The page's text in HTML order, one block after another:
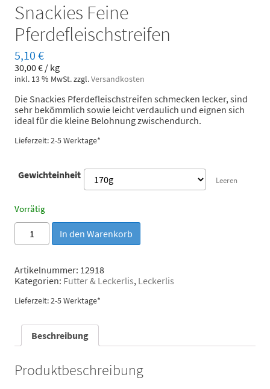
Snackies Feine
Pferdefleischstreifen
5,10 €
30,00€ / kg
inkl. 13 % MwSt.zzgl.Versandkosten
Die Snackies Pferdefleischstreifen schmecken lecker, sind
sehr bekömmlich sowie leicht verdaulich und eignen sich
ideal für die kleine Belohnung zwischendurch.
Lieferzeit: 2-5 Werktage*
Gewichteinheit Leeren
Vorrätig
Snackies
Feine
Pferdefleischstreifen
In den Warenkorb
Artikelnummer: 12918
Kategorien: Futter & Leckerlis, Leckerlis
Lieferzeit: 2-5 Werktage*
Beschreibung
Produktbeschreibung